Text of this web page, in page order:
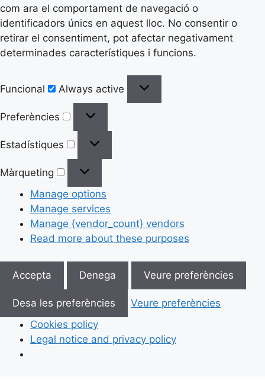
com ara el comportament de navegació o
identificadors únics en aquest lloc. No consentir o
retirar el consentiment, pot afectar negativament
determinades característiques i funcions.
Funcional Always active
Preferències
Estadístiques
Màrqueting
Manage options
Manage services
Manage {vendor_count} vendors
Read more about these purposes
Accepta Denega Veure preferències
Desa les preferències
Veure preferències
Cookies policy
Legal notice and privacy policy